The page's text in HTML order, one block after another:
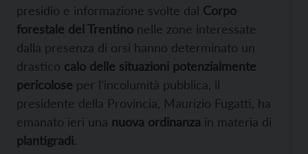
presidio e informazione svolte dal Corpo
forestale del Trentino nelle zone interessate
dalla presenza di orsi hanno determinato un
drastico calo delle situazioni potenzialmente
pericolose per l’incolumità pubblica, il
presidente della Provincia, Maurizio Fugatti, ha
emanato ieri una nuova ordinanza in materia di
plantigradi.